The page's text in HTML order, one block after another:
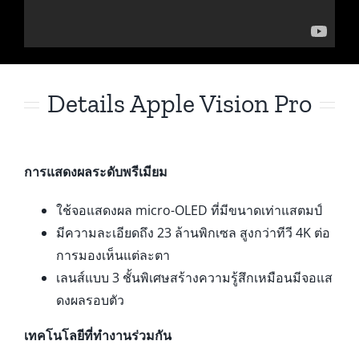
Details Apple Vision Pro
การแสดงผลระดับพรีเมียม
ใช้จอแสดงผล micro-OLED ที่มีขนาดเท่าแสตมป์
มีความละเอียดถึง 23 ล้านพิกเซล สูงกว่าทีวี 4K ต่อ
การมองเห็นแต่ละตา
เลนส์แบบ 3 ชั้นพิเศษสร้างความรู้สึกเหมือนมีจอแส
ดงผลรอบตัว
เทคโนโลยีที่ทำงานร่วมกัน